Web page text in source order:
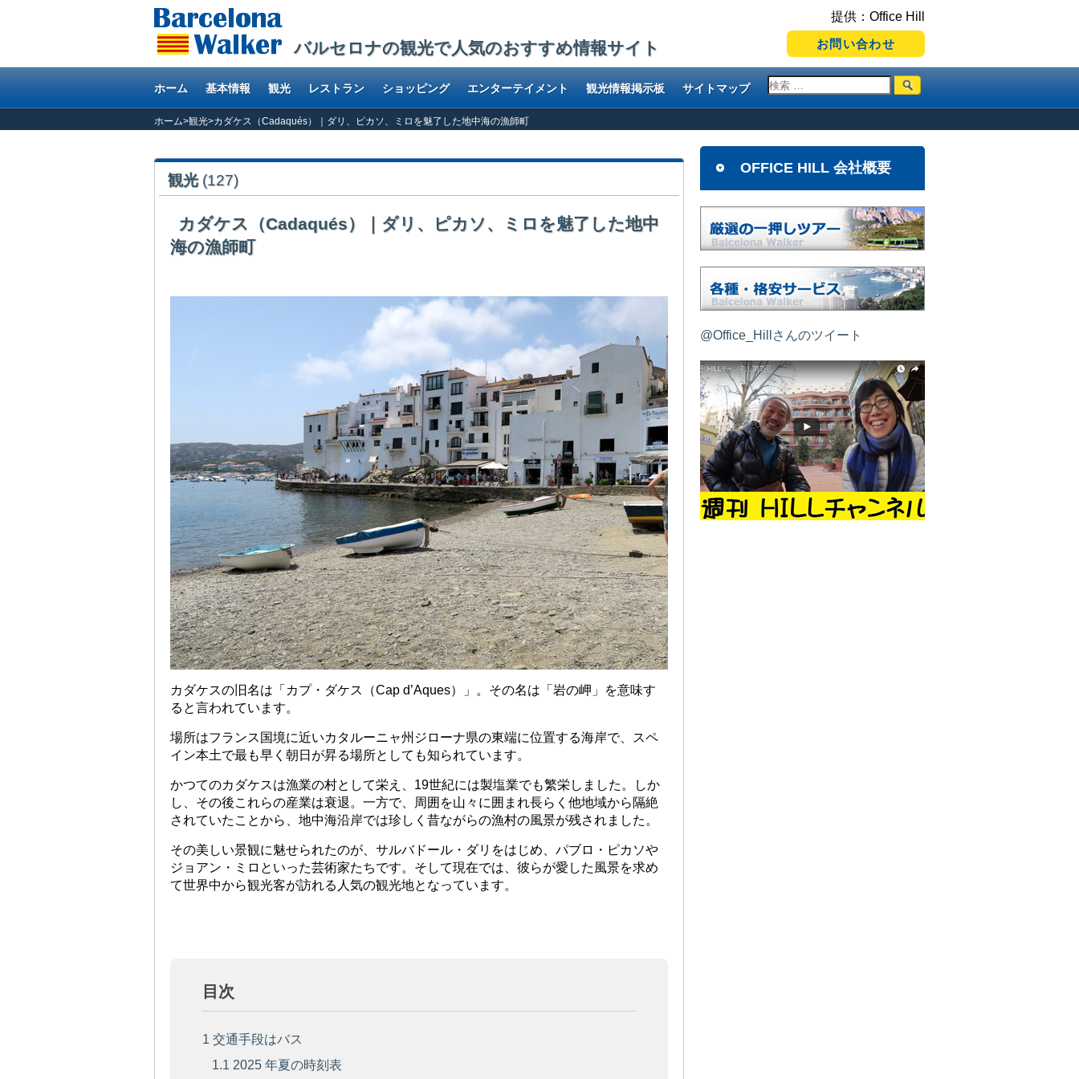
バルセロナの観光で人気のおすすめ情報サイト
提供：Office Hill
お問い合わせ
ホーム 基本情報 観光 レストラン ショッピング エンターテイメント 観光情報掲示板 サイトマップ
ホーム>観光>カダケス（Cadaqués）｜ダリ、ピカソ、ミロを魅了した地中海の漁師町
観光 (127)
カダケス（Cadaqués）｜ダリ、ピカソ、ミロを魅了した地中
海の漁師町
カダケスの旧名は「カプ・ダケス（Cap d’Aques）」。その名は「岩の岬」を意味す
ると言われています。
場所はフランス国境に近いカタルーニャ州ジローナ県の東端に位置する海岸で、スペ
イン本土で最も早く朝日が昇る場所としても知られています。
かつてのカダケスは漁業の村として栄え、19世紀には製塩業でも繁栄しました。しか
し、その後これらの産業は衰退。一方で、周囲を山々に囲まれ長らく他地域から隔絶
されていたことから、地中海沿岸では珍しく昔ながらの漁村の風景が残されました。
その美しい景観に魅せられたのが、サルバドール・ダリをはじめ、パブロ・ピカソや
ジョアン・ミロといった芸術家たちです。そして現在では、彼らが愛した風景を求め
て世界中から観光客が訪れる人気の観光地となっています。
目次
1 交通手段はバス
1.1 2025 年夏の時刻表
OFFICE HILL 会社概要
@Office_Hillさんのツイート